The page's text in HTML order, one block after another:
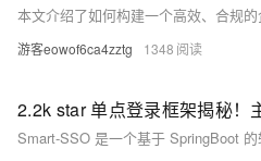
游客eowof6ca4zztg 1348